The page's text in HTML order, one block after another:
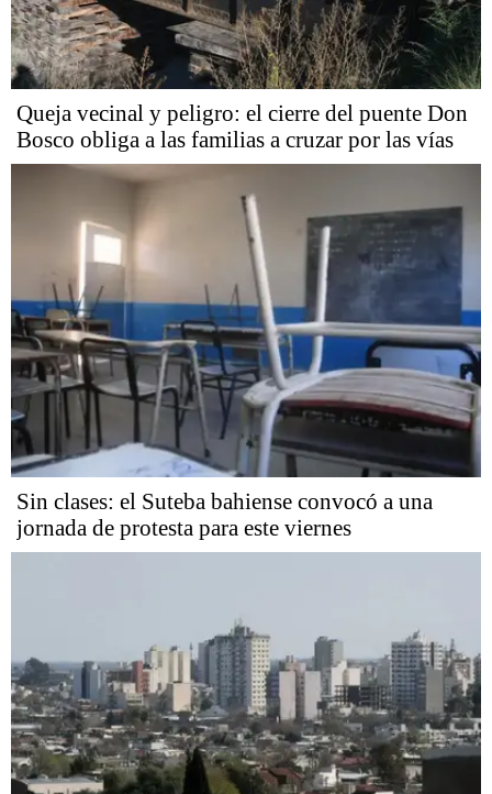
Queja vecinal y peligro: el cierre del puente Don
Bosco obliga a las familias a cruzar por las vías
Sin clases: el Suteba bahiense convocó a una
jornada de protesta para este viernes